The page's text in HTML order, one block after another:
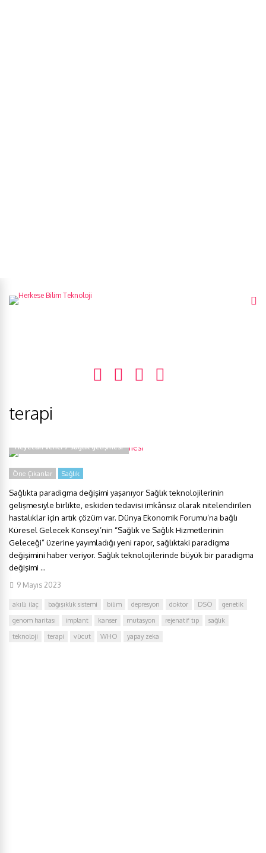
terapi
Heyecan verici 7 sağlık gelişmesi
Öne Çıkanlar Sağlık
Sağlıkta paradigma değişimi yaşanıyor Sağlık teknolojilerinin
gelişmesiyle birlikte, eskiden tedavisi imkânsız olarak nitelendirilen
hastalıklar için artık çözüm var. Dünya Ekonomik Forumu’na bağlı
Küresel Gelecek Konseyi’nin “Sağlık ve Sağlık Hizmetlerinin
Geleceği” üzerine yayımladığı yeni rapor, sağlıktaki paradigma
değişimini haber veriyor. Sağlık teknolojilerinde büyük bir paradigma
değişimi ...
9 Mayıs 2023
akıllı ilaç bağışıklık sistemi bilim depresyon doktor DSÖ
genetik
genom haritası
implant kanser mutasyon rejenatif tıp
sağlık
teknoloji
terapi vücut WHO yapay zeka